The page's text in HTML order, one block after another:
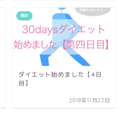
雑記
ダイエット始めました【4日
目】
2018年11月22日